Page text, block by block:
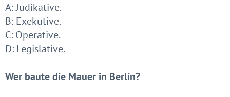
A: Judikative.
B: Exekutive.
C: Operative.
D: Legislative.
Wer baute die Mauer in Berlin?